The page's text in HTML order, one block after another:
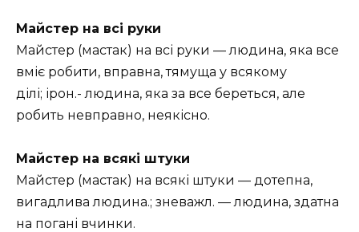
Майстер на всі руки
Майстер (мастак) на всі руки — людина, яка все
вміє робити, вправна, тямуща у всякому
ділі; ірон.- людина, яка за все береться, але
робить невправно, неякісно.
Майстер на всякі штуки
Майстер (мастак) на всякі штуки — дотепна,
вигадлива людина.; зневажл. — людина, здатна
на погані вчинки.